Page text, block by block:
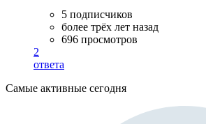
5 подписчиков
более трёх лет назад
696 просмотров
2
ответа
Самые активные сегодня